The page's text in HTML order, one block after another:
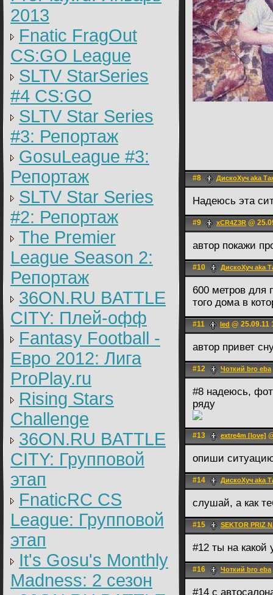
2013
Fnatic FragOut
CS:GO League
SLTV StarSeries
#4 CS:GO
SLTV Star Series
#3: Репортаж
GosuLeague #3:
Репортаж
SLTV Star Series
#2: Репортаж
The Premier
League Season 2:
Репортаж
36ON.RU BATTLE
CITY: Плей-офф
Fantasy Football -
Евро 2012: Лига
ProPlay.ru
Rising Stars
Challenge
36ON.RU BATTLE
CITY: Групповой
этап
FnaticRC CS
League: Групповой
этап
It's Gosu's Monthly
Madness: 2 сезон
#8 ДискоХуч aka
Надеюсь эта
#9 xCR4Z3R @
автор покажи
#10 ДискоХуч aka
600 метров для
того дома в
#11 led @ 25.09.11
автор привет
#12 Чоткий bro eba
#8 надеюсь,
ряду
#13 extre4m [love]
опиши
#14 ДискоХуч aka
слушай, а как
#15 SEKTOR PRIZ
#12 ты на какой
#16 Чоткий bro eba
#14 с